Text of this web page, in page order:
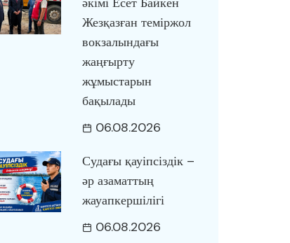
Жезқазған теміржол
вокзалындағы
жаңғырту
жұмыстарын
бақылады
06.08.2026
Судағы қауіпсіздік –
әр азаматтың
жауапкершілігі
06.08.2026